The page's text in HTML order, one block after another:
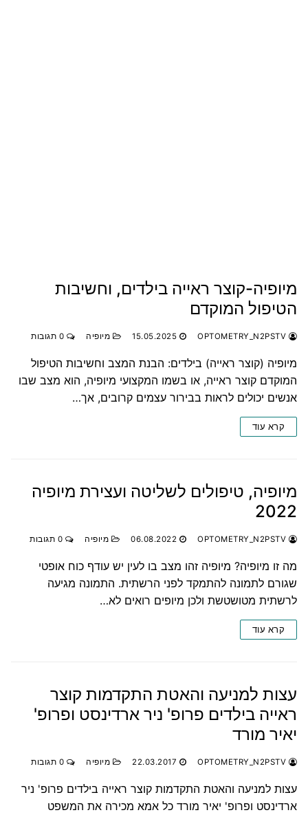
מיופיה-קוצר ראייה בילדים, וחשיבות
הטיפול המוקדם
15.05.2025 מיופיה
מיופיה (קוצר ראייה) בילדים: הבנת המצב וחשיבות הטיפול
המוקדם קוצר ראייה, או בשמו המקצועי מיופיה, הוא מצב שבו
אנשים יכולים לראות בבירור עצמים קרובים, אך…
קרא עוד
מיופיה, טיפולים לשליטה ועצירת מיופיה
2022
06.08.2022 מיופיה
מה זו מיופיה? מיופיה זהו מצב בו לעין יש עודף כוח אופטי
שגורם לתמונה להתמקד לפני הרשתית. התמונה מגיעה
לרשתית מטושטשת ולכן מיופים רואים לא…
קרא עוד
עצות למניעה והאטת התקדמות קוצר
ראייה בילדים פרופ' ניר ארדינסט ופרופ'
יאיר מורד
22.03.2017 מיופיה
עצות למניעה והאטת התקדמות קוצר ראייה בילדים פרופ' ניר
ארדינסט ופרופ' יאיר מורד כל אמא מכירה את המשפט